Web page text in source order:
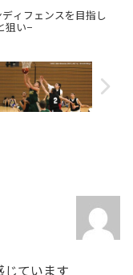
ィフェンスを目指し
狙い−
ています